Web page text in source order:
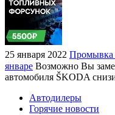
25 января 2022 Промывка
январе Возможно Вы
автомобиля ŠKODA
Автодилеры
Горячие новости